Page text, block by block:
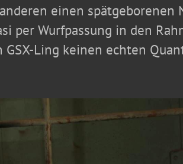
einen spätgeborenen
per Wurfpassung in den
Ling keinen echten